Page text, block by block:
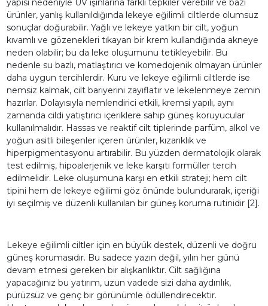
ürünler, yanlış kullanıldığında lekeye eğilimli ciltlerde olumsuz
sonuçlar doğurabilir. Yağlı ve lekeye yatkın bir cilt, yoğun
kıvamlı ve gözenekleri tıkayan bir krem kullandığında akneye
neden olabilir; bu da leke oluşumunu tetikleyebilir. Bu
nedenle su bazlı, matlaştırıcı ve komedojenik olmayan ürünler
daha uygun tercihlerdir. Kuru ve lekeye eğilimli ciltlerde ise
nemsiz kalmak, cilt bariyerini zayıflatır ve lekelenmeye zemin
hazırlar. Dolayısıyla nemlendirici etkili, kremsi yapılı, aynı
zamanda cildi yatıştırıcı içeriklere sahip güneş koruyucular
kullanılmalıdır. Hassas ve reaktif cilt tiplerinde parfüm, alkol ve
yoğun asitli bileşenler içeren ürünler, kızarıklık ve
hiperpigmentasyonu artırabilir. Bu yüzden dermatolojik olarak
test edilmiş, hipoalerjenik ve leke karşıtı formüller tercih
edilmelidir. Leke oluşumuna karşı en etkili strateji; hem cilt
tipini hem de lekeye eğilimi göz önünde bulundurarak, içeriği
iyi seçilmiş ve düzenli kullanılan bir güneş koruma rutinidir [2].
Lekeye eğilimli ciltler için en büyük destek, düzenli ve doğru
güneş korumasıdır. Bu sadece yazın değil, yılın her günü
devam etmesi gereken bir alışkanlıktır. Cilt sağlığına
yapacağınız bu yatırım, uzun vadede sizi daha aydınlık,
pürüzsüz ve genç bir görünümle ödüllendirecektir.